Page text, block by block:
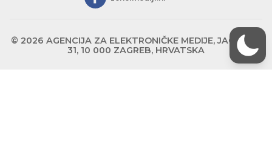
© 2026 AGENCIJA ZA ELEKTRONIČKE MEDIJE, JAGIĆEVA
31, 10 000 ZAGREB, HRVATSKA